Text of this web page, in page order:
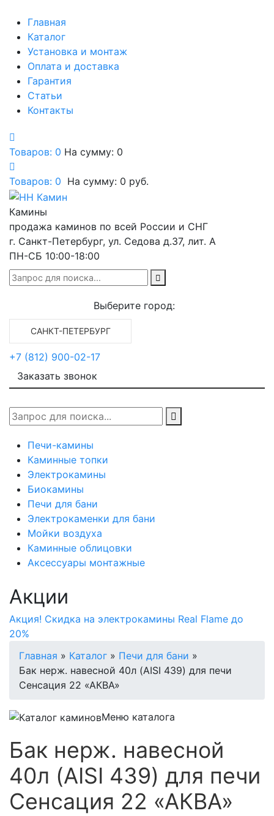
Главная
Каталог
Установка и монтаж
Оплата и доставка
Гарантия
Статьи
Контакты
Товаров: 0 На сумму: 0
Товаров: 0 На сумму: 0 руб.
Камины
продажа каминов по всей России и СНГ
г. Санкт-Петербург, ул. Седова д.37, лит. А
ПН-СБ 10:00-18:00
Выберите город:
САНКТ-ПЕТЕРБУРГ
+7 (812) 900-02-17
Заказать звонок
Печи-камины
Каминные топки
Электрокамины
Биокамины
Печи для бани
Электрокаменки для бани
Мойки воздуха
Каминные облицовки
Аксессуары монтажные
Акции
Акция! Скидка на электрокамины Real Flame до
20%
Главная » Каталог » Печи для бани »
Бак нерж. навесной 40л (AISI 439) для печи
Сенсация 22 «АКВА»
Меню каталога
Бак нерж. навесной
40л (AISI 439) для печи
Сенсация 22 «АКВА»